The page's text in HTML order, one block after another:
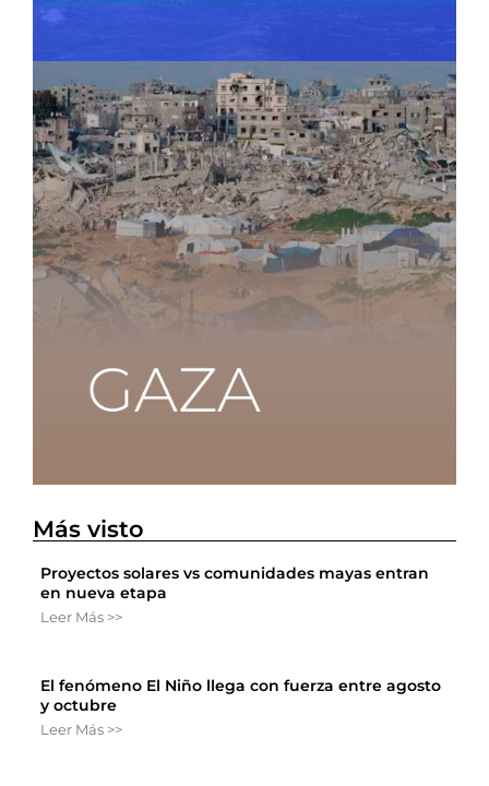
Más visto
Proyectos solares vs comunidades mayas entran
en nueva etapa
Leer Más >>
El fenómeno El Niño llega con fuerza entre agosto
y octubre
Leer Más >>